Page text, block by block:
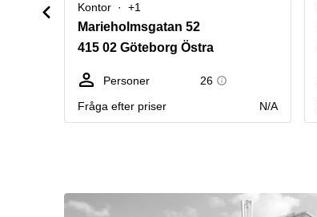
Kontor +1
Marieholmsgatan 52
415 02 Göteborg Östra
Personer
26
Fråga efter priser
N/A